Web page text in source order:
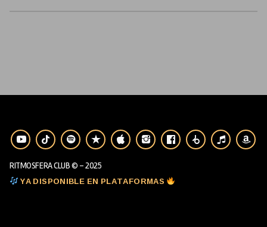
RITMOSFERA CLUB © - 2025
YA DISPONIBLE EN PLATAFORMAS